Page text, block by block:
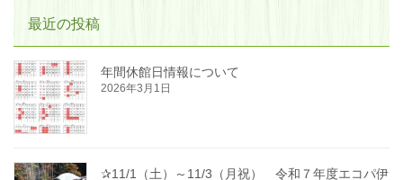
最近の投稿
年間休館日情報について
2026年3月1日
✰11/1（土）～11/3（月祝） 令和７年度エコパ伊